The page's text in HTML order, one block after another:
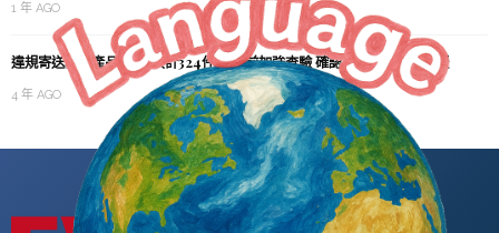
1 年 AGO
違規寄送豬肉產品 111年共計324件 春節前加強查驗 確認為輸入人將處罰鍰
4 年 AGO